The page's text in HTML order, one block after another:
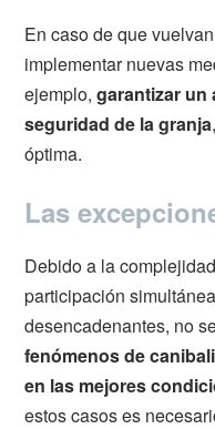
En caso de que
implementar nuevas
ejemplo,garantizar un
seguridad de la granja
óptima.
Las
Debido a la
participación
desencadenantes, no
fenómenos de
en las mejores
estos casos es